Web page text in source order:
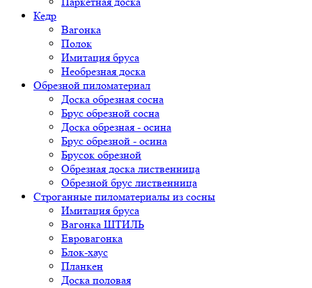
Кедр
Вагонка
Полок
Имитация бруса
Необрезная доска
Обрезной пиломатериал
Доска обрезная сосна
Брус обрезной сосна
Доска обрезная - осина
Брус обрезной - осина
Брусок обрезной
Обрезная доска лиственница
Обрезной брус лиственница
Строганные пиломатериалы из сосны
Имитация бруса
Вагонка ШТИЛЬ
Евровагонка
Блок-хаус
Планкен
Доска половая